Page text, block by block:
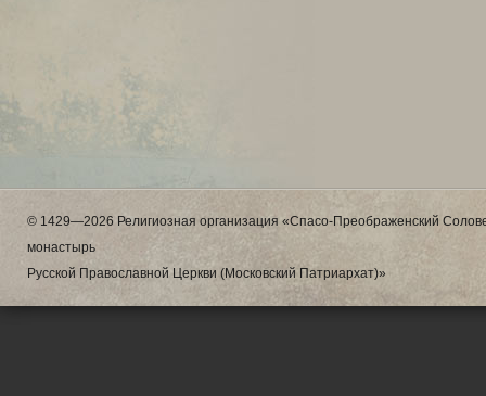
© 1429—2026 Религиозная организация «Спасо-Преображенский
монастырь
Русской Православной Церкви (Московский Патриархат)»